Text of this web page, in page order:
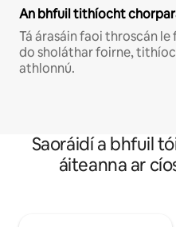
An bhfuil tithíocht
Tá árasáin faoi throscán
do sholáthar foirne,
athlonnú.
Saoráidí a bhfuil
áiteanna ar